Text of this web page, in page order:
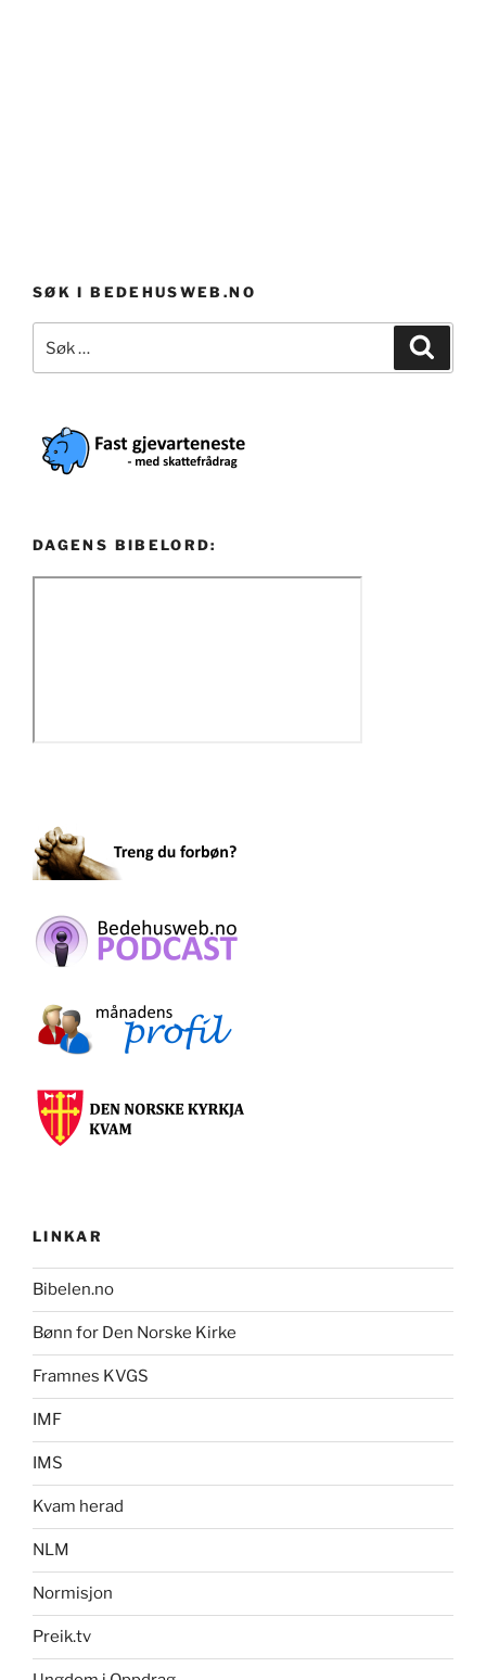
SØK I BEDEHUSWEB.NO
etter:
DAGENS BIBELORD:
LINKAR
Bibelen.no
Bønn for Den Norske Kirke
Framnes KVGS
IMF
IMS
Kvam herad
NLM
Normisjon
Preik.tv